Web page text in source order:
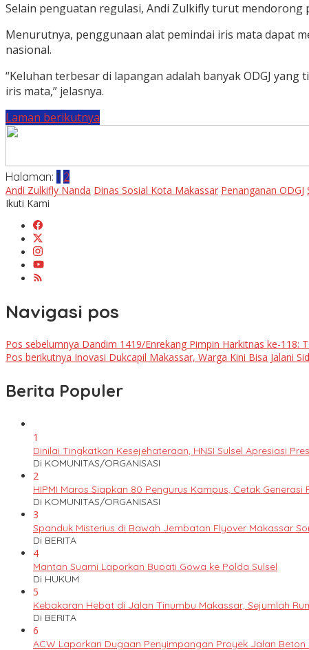
Selain penguatan regulasi, Andi Zulkifly turut
Menurutnya, penggunaan alat pemindai iris mata dapat
nasional.
“Keluhan terbesar di lapangan adalah banyak ODGJ
iris mata,” jelasnya.
Laman berikutnya
Halaman: 1 2
Andi Zulkifly Nanda Dinas Sosial Kota Makassar Penanganan ODGJ
Ikuti Kami
Navigasi pos
Pos sebelumnya Dandim 1419/Enrekang Pimpin Harkitnas ke-118:
Pos berikutnya Inovasi Dukcapil Makassar, Warga Kini Bisa Jalani
Berita Populer
1
Dinilai Tingkatkan Kesejehateraan, HNSI Sulsel Apresiasi
Di KOMUNITAS/ORGANISASI
2
HIPMI Maros Siapkan 80 Pengurus Kampus, Cetak Generasi
Di KOMUNITAS/ORGANISASI
3
Spanduk Misterius di Bawah Jembatan Flyover Makassar
Di BERITA
4
Mantan Suami Laporkan Bupati Gowa ke Polda Sulsel
Di HUKUM
5
Kebakaran Hebat di Jalan Tinumbu Makassar, Sejumlah
Di BERITA
6
ACW Laporkan Dugaan Penyimpangan Proyek Jalan Beton